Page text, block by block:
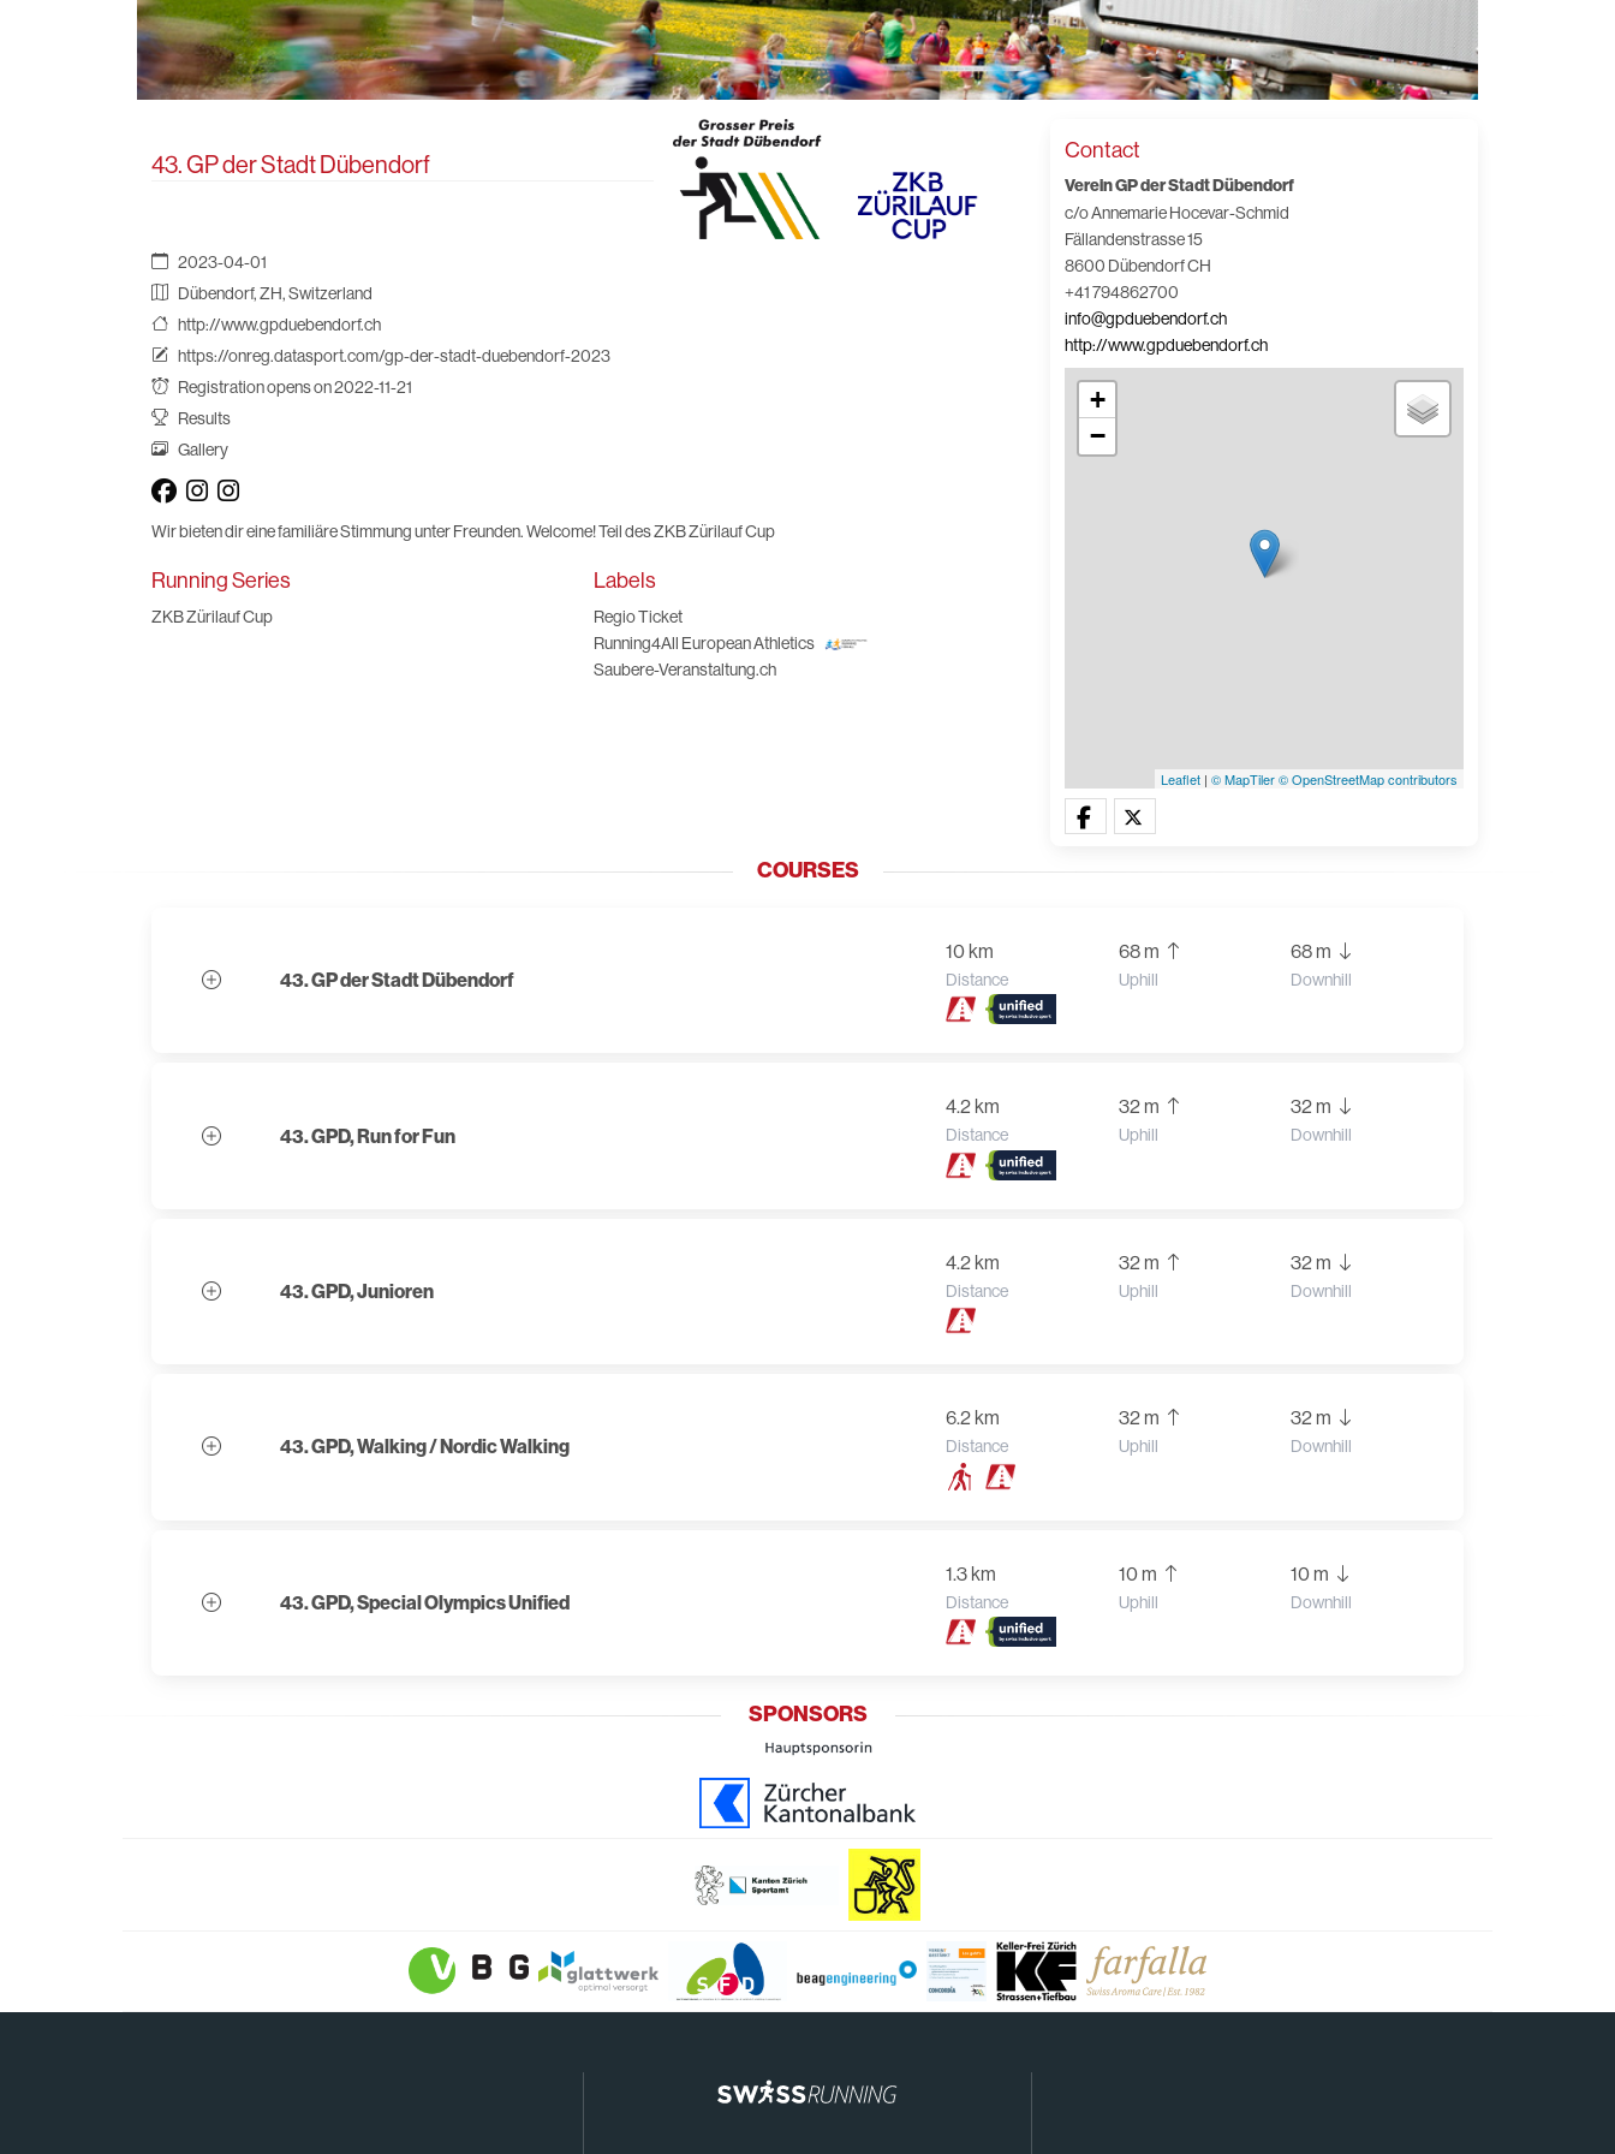
43. GP der Stadt Dübendorf
2023-04-01
Dübendorf, ZH, Switzerland
http://www.gpduebendorf.ch
https://onreg.datasport.com/gp-der-stadt-duebendorf-2023
Registration opens on 2022-11-21
Results
Gallery
Wir bieten dir eine familiäre Stimmung unter Freunden. Welcome! Teil des ZKB Zürilauf Cup
Running Series
ZKB Zürilauf Cup
Labels
Regio Ticket
Running4All European Athletics
Saubere-Veranstaltung.ch
Contact
Verein GP der Stadt Dübendorf
c/o Annemarie Hocevar-Schmid
Fällandenstrasse 15
8600 Dübendorf CH
+41 794862700
info@gpduebendorf.ch
http://www.gpduebendorf.ch
+
−
Leaflet | © MapTiler© OpenStreetMap contributors
COURSES
43. GP der Stadt Dübendorf
10 km
Distance
68 m
Uphill
68 m
Downhill
43. GPD, Run for Fun
4.2 km
Distance
32 m
Uphill
32 m
Downhill
43. GPD, Junioren
4.2 km
Distance
32 m
Uphill
32 m
Downhill
43. GPD, Walking / Nordic Walking
6.2 km
Distance
32 m
Uphill
32 m
Downhill
43. GPD, Special Olympics Unified
1.3 km
Distance
10 m
Uphill
10 m
Downhill
SPONSORS